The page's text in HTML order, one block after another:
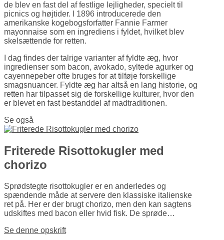
de blev en fast del af festlige lejligheder, specielt til
picnics og højtider. I 1896 introducerede den
amerikanske kogebogs­forfatter Fannie Farmer
mayonnaise som en ingrediens i fyldet, hvilket blev
skelsættende for retten.
I dag findes der talrige varianter af fyldte æg, hvor
ingredienser som bacon, avokado, syltede agurker og
cayennepeber ofte bruges for at tilføje forskellige
smags­nuancer. Fyldte æg har altså en lang historie, og
retten har tilpasset sig de forskellige kulturer, hvor den
er blevet en fast bestanddel af madtraditionen.
Se også
Friterede Risottokugler med
chorizo
Sprødstegte risottokugler er en anderledes og
spændende måde at servere den klassiske italienske
ret på. Her er der brugt chorizo, men den kan sagtens
udskiftes med bacon eller hvid fisk. De sprøde…
Se denne opskrift